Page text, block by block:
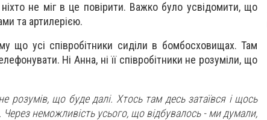
не міг в це повірити. Важко було усвідомити, що
та артилерією.
що усі співробітники сиділи в бомбосховищах. Там
Ні Анна, ні її співробітники не розуміли, що
розумів, що буде далі. Хтось там десь затаївся і щось
неможливість усього, що відбувалось - ми думали,